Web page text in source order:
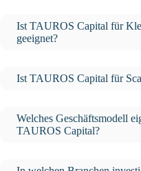
Ist TAUROS Capital für
geeignet?
Ist TAUROS Capital für
Welches Geschäftsmodell
TAUROS Capital?